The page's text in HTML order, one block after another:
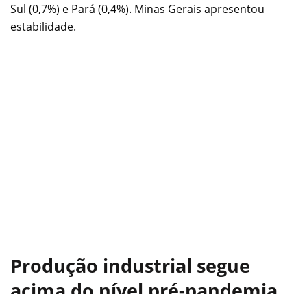
Sul (0,7%) e Pará (0,4%). Minas Gerais apresentou
estabilidade.
Produção industrial segue